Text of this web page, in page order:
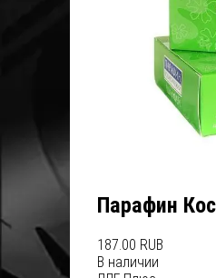
Парафин
187.00 RUB
В наличии